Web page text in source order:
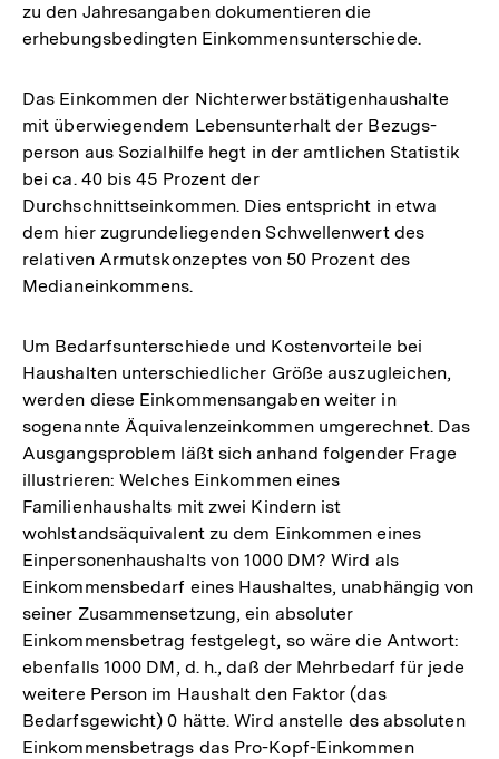
zu den Jahresangaben dokumentieren die
erhebungsbedingten Einkommensunterschiede.
Das Einkommen der Nichterwerbstätigenhaushalte
mit überwiegendem Lebensunterhalt der Bezugs-
person aus Sozialhilfe hegt in der amtlichen Statistik
bei ca. 40 bis 45 Prozent der
Durchschnittseinkommen. Dies entspricht in etwa
dem hier zugrundeliegenden Schwellenwert des
relativen Armutskonzeptes von 50 Prozent des
Medianeinkommens.
Um Bedarfsunterschiede und Kostenvorteile bei
Haushalten unterschiedlicher Größe auszugleichen,
werden diese Einkommensangaben weiter in
sogenannte Äquivalenzeinkommen umgerechnet. Das
Ausgangsproblem läßt sich anhand folgender Frage
illustrieren: Welches Einkommen eines
Familienhaushalts mit zwei Kindern ist
wohlstandsäquivalent zu dem Einkommen eines
Einpersonenhaushalts von 1000 DM? Wird als
Einkommensbedarf eines Haushaltes, unabhängig von
seiner Zusammensetzung, ein absoluter
Einkommensbetrag festgelegt, so wäre die Antwort:
ebenfalls 1000 DM, d. h., daß der Mehrbedarf für jede
weitere Person im Haushalt den Faktor (das
Bedarfsgewicht) 0 hätte. Wird anstelle des absoluten
Einkommensbetrags das Pro-Kopf-Einkommen